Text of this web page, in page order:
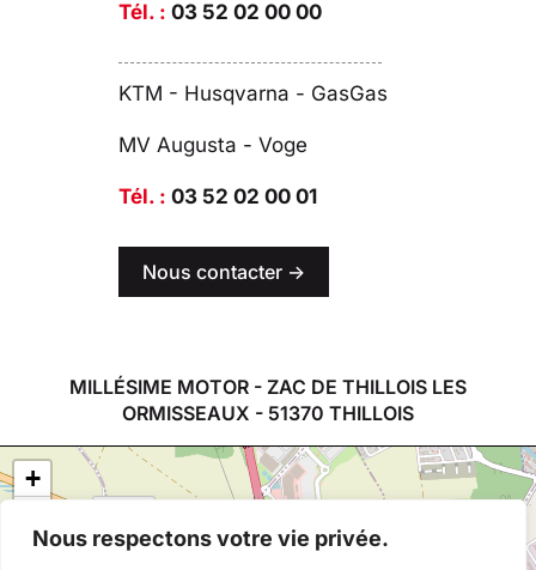
Nous respectons votre vie privée.
Tél. : 03 52 02 00 00
KTM - Husqvarna - GasGas
MV Augusta - Voge
Tél. : 03 52 02 00 01
Nous contacter ->
MILLÉSIME MOTOR - ZAC DE THILLOIS LES
ORMISSEAUX - 51370 THILLOIS
+